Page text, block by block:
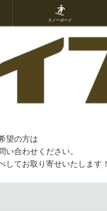
スノーボード
望の方は
い合わせください。
してお取り寄せいたします！